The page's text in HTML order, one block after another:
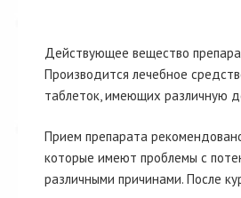
Действующее вещество
Производится лечебное
таблеток, имеющих различную
Прием препарата
которые имеют проблемы с
различными причинами. После